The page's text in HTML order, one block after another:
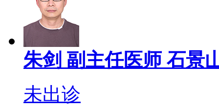
朱剑 副主任医师 石景
未出诊